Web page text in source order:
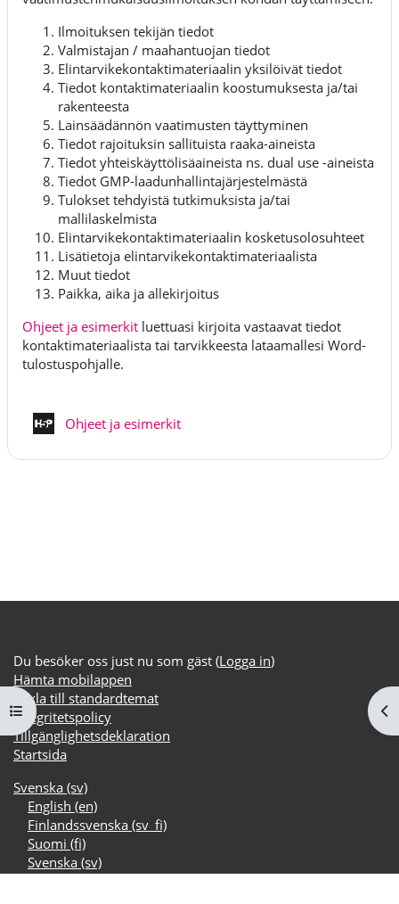
Öppna kursmenyn
Ilmoituksen tekijän tiedot
Valmistajan / maahantuojan tiedot
Elintarvikekontaktimateriaalin yksilöivät tiedot
Tiedot kontaktimateriaalin koostumuksesta ja/tai
rakenteesta
Lainsäädännön vaatimusten täyttyminen
Tiedot rajoituksin sallituista raaka-aineista
Tiedot yhteiskäyttölisäaineista ns. dual use -aineista
Tiedot GMP-laadunhallintajärjestelmästä
Tulokset tehdyistä tutkimuksista ja/tai
mallilaskelmista
Elintarvikekontaktimateriaalin kosketusolosuhteet
Lisätietoja elintarvikekontaktimateriaalista
Muut tiedot
Paikka, aika ja allekirjoitus
Ohjeet ja esimerkit luettuasi kirjoita vastaavat tiedot
kontaktimateriaalista tai tarvikkeesta lataamallesi Word-
tulostuspohjalle.
Ohjeet ja esimerkitInteraktivt innehåll
Du besöker oss just nu som gäst (Logga in)
Hämta mobilappen
Växla till standardtemat
Integritetspolicy
Tillgänglighetsdeklaration
Startsida
Svenska ‎(sv)‎
English ‎(en)‎
Finlandssvenska ‎(sv_fi)‎
Suomi ‎(fi)‎
Svenska ‎(sv)‎